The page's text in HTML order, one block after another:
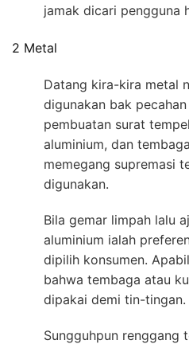
jamak dicari pengguna
2 Metal
Datang kira-kira metal
digunakan bak
pembuatan surat
aluminium, dan
memegang supremasi
digunakan.
Bila gemar limpah lalu
aluminium ialah
dipilih konsumen.
bahwa tembaga atau
dipakai demi tin-tingan.
Sungguhpun renggang